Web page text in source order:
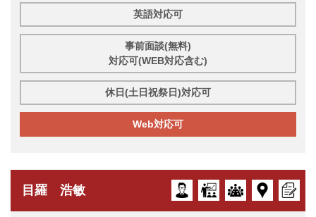
英語対応可
事前面談(無料)
対応可(WEB対応含む)
休日(土日祝祭日)対応可
Web対応可
目羅 浩敏